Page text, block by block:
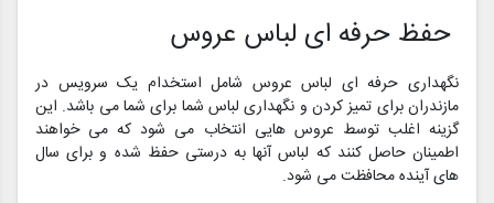
حفظ حرفه ای لباس عروس
نگهداری حرفه ای لباس عروس شامل استخدام یک سرویس در
مازندران برای تمیز کردن و نگهداری لباس شما برای شما می باشد. این
گزینه اغلب توسط عروس هایی انتخاب می شود که می خواهند
اطمینان حاصل کنند که لباس آنها به درستی حفظ شده و برای سال
های آینده محافظت می شود.